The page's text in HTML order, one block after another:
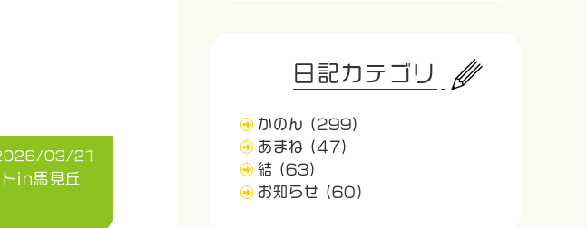
03/21
in馬見丘
日記カテゴリ
かのん
(299)
あまね
(47)
結 (63)
お知らせ
(60)